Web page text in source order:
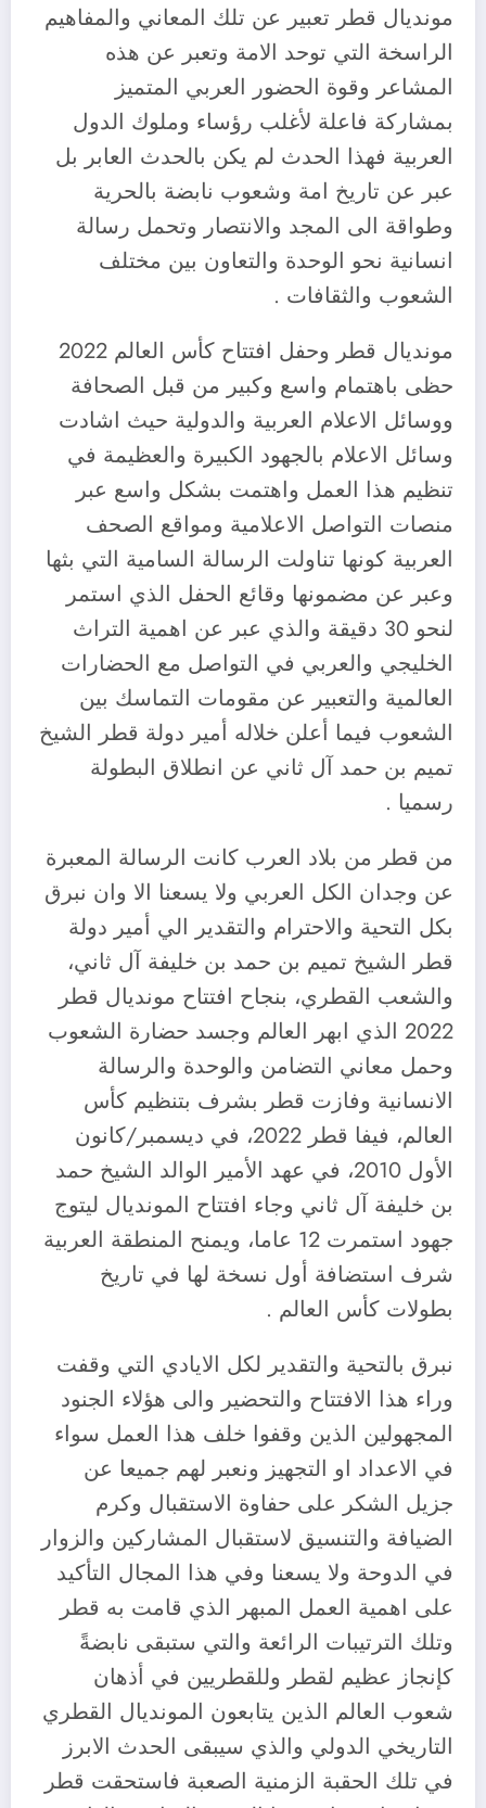
مونديال قطر تعبير عن تلك المعاني والمفاهيم
الراسخة التي توحد الامة وتعبر عن هذه
المشاعر وقوة الحضور العربي المتميز
بمشاركة فاعلة لأغلب رؤساء وملوك الدول
العربية فهذا الحدث لم يكن بالحدث العابر بل
عبر عن تاريخ امة وشعوب نابضة بالحرية
وطواقة الى المجد والانتصار وتحمل رسالة
انسانية نحو الوحدة والتعاون بين مختلف
الشعوب والثقافات .
مونديال قطر وحفل افتتاح كأس العالم 2022
حظى باهتمام واسع وكبير من قبل الصحافة
ووسائل الاعلام العربية والدولية حيث اشادت
وسائل الاعلام بالجهود الكبيرة والعظيمة في
تنظيم هذا العمل واهتمت بشكل واسع عبر
منصات التواصل الاعلامية ومواقع الصحف
العربية كونها تناولت الرسالة السامية التي بثها
وعبر عن مضمونها وقائع الحفل الذي استمر
لنحو 30 دقيقة والذي عبر عن اهمية التراث
الخليجي والعربي في التواصل مع الحضارات
العالمية والتعبير عن مقومات التماسك بين
الشعوب فيما أعلن خلاله أمير دولة قطر الشيخ
تميم بن حمد آل ثاني عن انطلاق البطولة
رسميا .
من قطر من بلاد العرب كانت الرسالة المعبرة
عن وجدان الكل العربي ولا يسعنا الا وان نبرق
بكل التحية والاحترام والتقدير الي أمير دولة
قطر الشيخ تميم بن حمد بن خليفة آل ثاني،
والشعب القطري، بنجاح افتتاح مونديال قطر
2022 الذي ابهر العالم وجسد حضارة الشعوب
وحمل معاني التضامن والوحدة والرسالة
الانسانية وفازت قطر بشرف بتنظيم كأس
العالم، فيفا قطر 2022، في ديسمبر/كانون
الأول 2010، في عهد الأمير الوالد الشيخ حمد
بن خليفة آل ثاني وجاء افتتاح المونديال ليتوج
جهود استمرت 12 عاما، ويمنح المنطقة العربية
شرف استضافة أول نسخة لها في تاريخ
بطولات كأس العالم .
نبرق بالتحية والتقدير لكل الايادي التي وقفت
وراء هذا الافتتاح والتحضير والى هؤلاء الجنود
المجهولين الذين وقفوا خلف هذا العمل سواء
في الاعداد او التجهيز ونعبر لهم جميعا عن
جزيل الشكر على حفاوة الاستقبال وكرم
الضيافة والتنسيق لاستقبال المشاركين والزوار
في الدوحة ولا يسعنا وفي هذا المجال التأكيد
على اهمية العمل المبهر الذي قامت به قطر
وتلك الترتيبات الرائعة والتي ستبقى نابضةً
كإنجاز عظيم لقطر وللقطريين في أذهان
شعوب العالم الذين يتابعون المونديال القطري
التاريخي الدولي والذي سيبقى الحدث الابرز
في تلك الحقبة الزمنية الصعبة فاستحقت قطر